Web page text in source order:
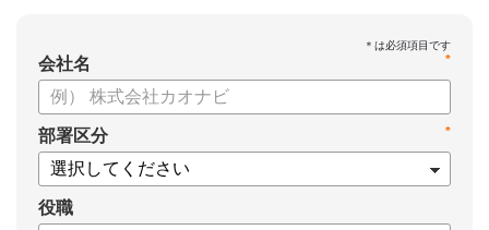
【資料の内容】
・不適切な人員配置の要因と悪影響
・データドリブンな人材配置のメリット
・導入イメージとリーダー育成への応用
*
会社名
*
部署区分
役職